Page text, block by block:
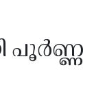
പൂർണ്ണ